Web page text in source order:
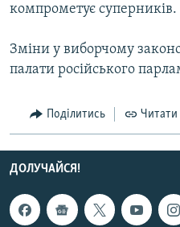
КРИМ РЕАЛІЇ
ДОЛУЧАЙСЯ!
компрометує суперників.
Зміни у виборчому
палати російського
Поділитись Читати
ДОЛУЧАЙСЯ!